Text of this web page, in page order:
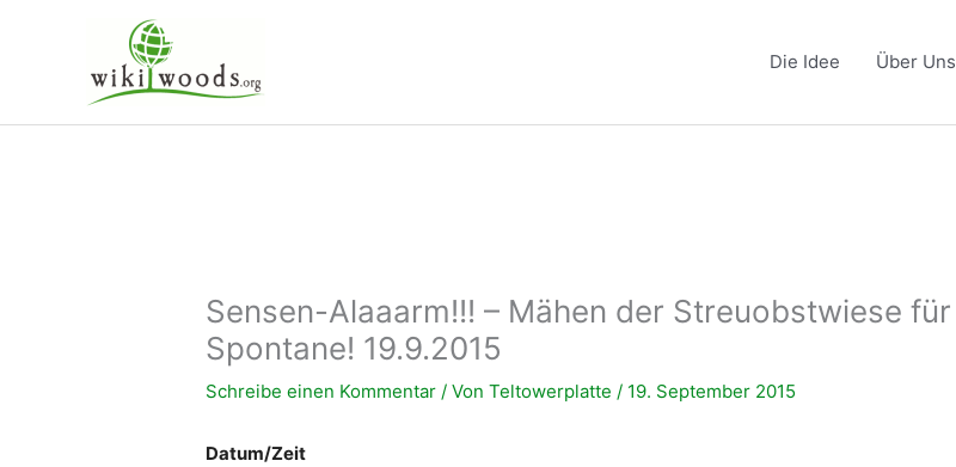
Die Idee Über Uns
Sensen-Alaaarm!!! – Mähen der Streuobstwiese für
Spontane! 19.9.2015
Schreibe einen Kommentar / VonTeltowerplatte/ 19. September 2015
Datum/Zeit